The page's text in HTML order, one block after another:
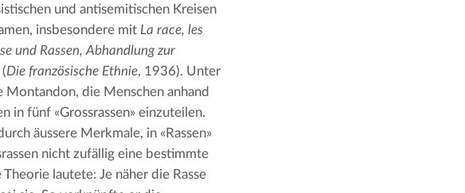
und antisemitischen Kreisen
insbesondere mit La race, les
und Rassen, Abhandlung zur
(Die französische Ethnie, 1936). Unter
die Menschen anhand
in fünf «Grossrassen» einzuteilen.
äussere Merkmale, in «Rassen»
nicht zufällig eine bestimmte
lautete: Je näher die Rasse